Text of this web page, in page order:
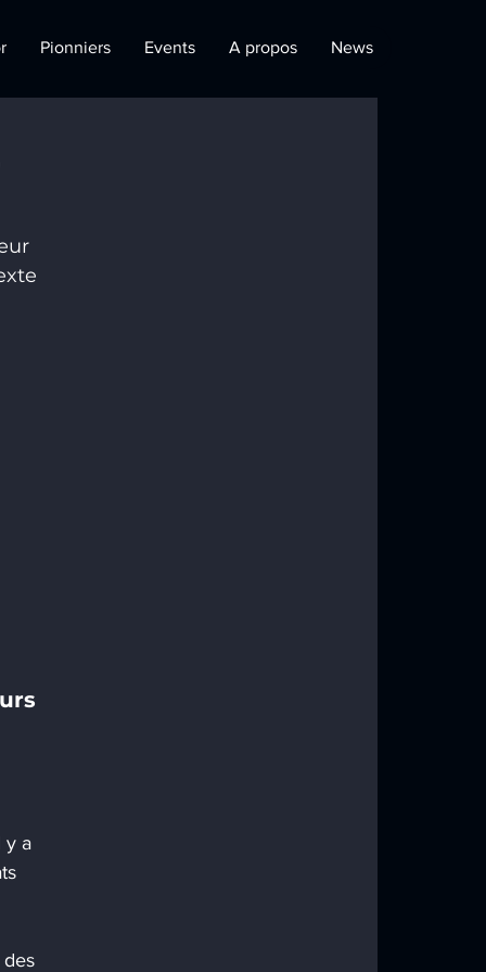
Pionniers Events A propos News
y a
des